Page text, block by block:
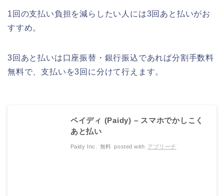
1回の支払い負担を減らしたい人には3回あと払いがお
すすめ。
3回あと払いは口座振替・銀行振込であれば分割手数料
無料で、支払いを3回に分けて行えます。
ペイディ (Paidy) – スマホでかしこく
あと払い
Paidy Inc. 無料 posted with アプリーチ